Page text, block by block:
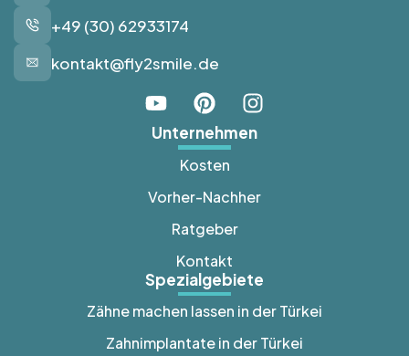
+49 (30) 62933174
kontakt@fly2smile.de
Unternehmen
Kosten
Vorher-Nachher
Ratgeber
Kontakt
Spezialgebiete
Zähne machen lassen in der Türkei
Zahnimplantate in der Türkei